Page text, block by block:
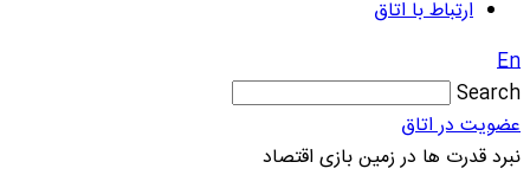
ارتباط با اتاق
En
Search
عضویت در اتاق
نبرد قدرت ها در زمین بازی اقتصاد